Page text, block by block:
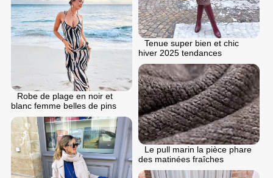
Tenue super bien et chic
hiver 2025 tendances
Robe de plage en noir et
blanc femme belles de pins
Le pull marin la pièce phare
des matinées fraîches